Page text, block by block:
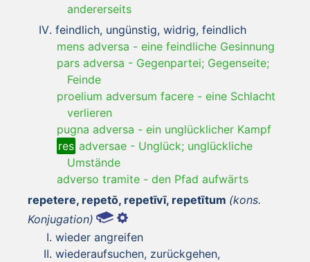
andererseits
feindlich, ungünstig, widrig, feindlich
mens adversa - eine feindliche Gesinnung
pars adversa - Gegenpartei; Gegenseite;
Feinde
proelium adversum facere - eine Schlacht
verlieren
pugna adversa - ein unglücklicher Kampf
res adversae - Unglück; unglückliche
Umstände
adverso tramite - den Pfad aufwärts
repetere, repetō, repetīvī, repetītum (kons.
Konjugation)
wieder angreifen
wiederaufsuchen, zurückgehen,